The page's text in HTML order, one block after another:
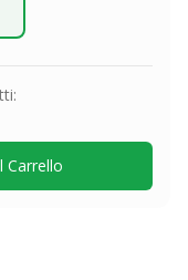
Carrello